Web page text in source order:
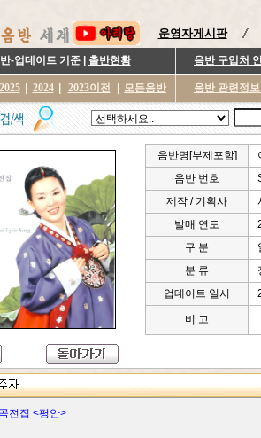
운영자게시판
-업데이트 기준 | 출반현황 음반 구입처
2025 2024 2023이전 모든음반 음반 관련정
음반명[부제포함]
음반 번호
제작 / 기획사
발매 연도
구 분
분 류
업데이트 일시
비 고
전집 <평안>